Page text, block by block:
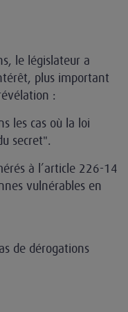
le législateur a
plus important
:
les cas où la loi
secret".
à l’article 226-14
vulnérables en
de dérogations